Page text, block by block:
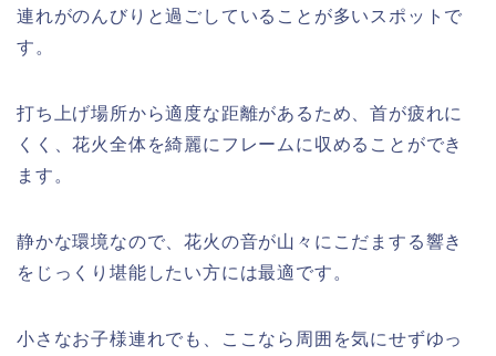
連れがのんびりと過ごしていることが多いスポットで
す。
打ち上げ場所から適度な距離があるため、首が疲れに
くく、花火全体を綺麗にフレームに収めることができ
ます。
静かな環境なので、花火の音が山々にこだまする響き
をじっくり堪能したい方には最適です。
小さなお子様連れでも、ここなら周囲を気にせずゆっ